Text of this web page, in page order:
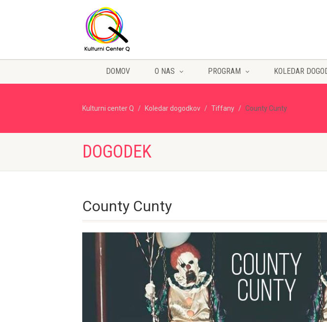
DOMOV O NAS PROGRAM KOLEDAR
Kulturni center Q Koledar dogodkov Tiffany County Cunty
DOGODEK
County Cunty